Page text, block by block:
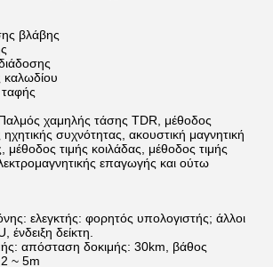
βλάβης
καλωδίου
χαμηλής τάσης TDR, μέθοδος
συχνότητας, ακουστική μαγνητική
τιμής κοιλάδας, μέθοδος τιμής
επαγωγής και ούτω
ελεγκτής: φορητός υπολογιστής; άλλοι
ένδειξη δείκτη.
απόσταση δοκιμής: 30km, βάθος
2 ~ 5m